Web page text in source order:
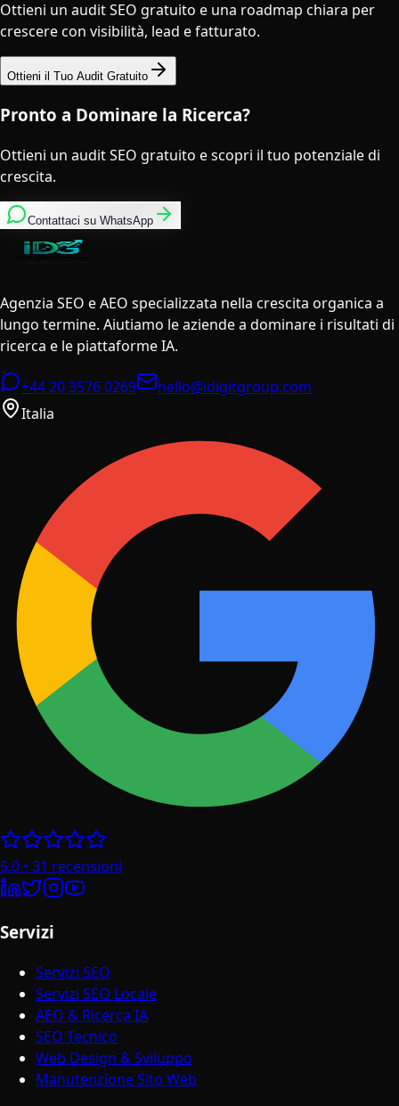
Ottieni un audit SEO gratuito e una roadmap chiara per
crescere con visibilità, lead e fatturato.
Ottieni il Tuo Audit Gratuito
Pronto a Dominare la Ricerca?
Ottieni un audit SEO gratuito e scopri il tuo potenziale di
crescita.
Contattaci su WhatsApp
Agenzia SEO e AEO specializzata nella crescita organica a
lungo termine. Aiutiamo le aziende a dominare i risultati di
ricerca e le piattaforme IA.
+44 20 3576 0269
hello@idigitgroup.com
Italia
5.0 • 31 recensioni
Servizi
Servizi SEO
Servizi SEO Locale
AEO & Ricerca IA
SEO Tecnico
Web Design & Sviluppo
Manutenzione Sito Web